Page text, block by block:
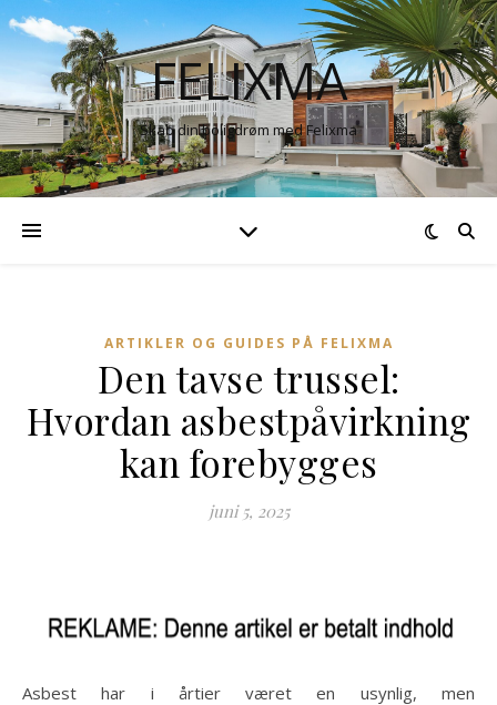
FELIXMA
Skab din boligdrøm med Felixma
ARTIKLER OG GUIDES PÅ FELIXMA
Den tavse trussel:
Hvordan asbestpåvirkning
kan forebygges
juni 5, 2025
Asbest har i årtier været en usynlig, men